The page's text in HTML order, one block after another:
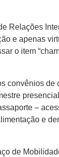
Relações
e apenas
o item
convênios
–
e
de